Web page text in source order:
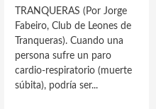
TRANQUERAS (Por Jorge
Fabeiro, Club de Leones de
Tranqueras). Cuando una
persona sufre un paro
cardio-respiratorio (muerte
súbita), podría ser...